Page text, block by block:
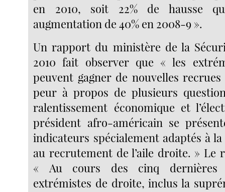
en 2010, soit 22% de hausse
augmentation de 40% en 2008-9 ».
Un rapport du ministère de la
2010 fait observer que « les
peuvent gagner de nouvelles
peur à propos de plusieurs
ralentissement économique et
président afro-américain se
indicateurs spécialement adaptés à
au recrutement de l’aile droite. » Le
« Au cours des cinq dernières
extrémistes de droite, inclus la